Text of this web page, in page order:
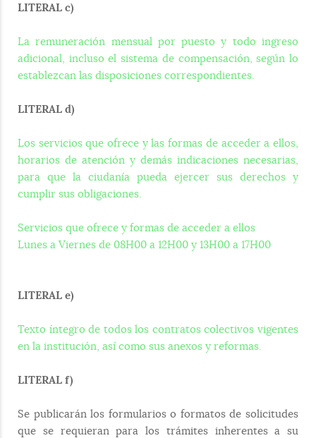
LITERAL c)
La remuneración mensual por puesto y todo ingreso
adicional, incluso el sistema de compensación, según lo
establezcan las disposiciones correspondientes.
LITERAL d)
Los servicios que ofrece y las formas de acceder a ellos,
horarios de atención y demás indicaciones necesarias,
para que la ciudanía pueda ejercer sus derechos y
cumplir sus obligaciones.
Servicios que ofrece y formas de acceder a ellos
Lunes a Viernes de 08H00 a 12H00 y 13H00 a 17H00
LITERAL e)
Texto íntegro de todos los contratos colectivos vigentes
en la institución, así como sus anexos y reformas.
LITERAL f)
Se publicarán los formularios o formatos de solicitudes
que se requieran para los trámites inherentes a su